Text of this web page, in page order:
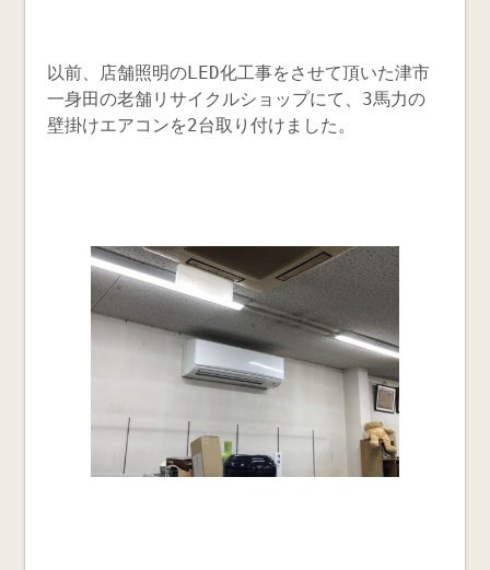
以前、店舗照明のLED化工事をさせて頂いた津市
一身田の老舗リサイクルショップにて、3馬力の
壁掛けエアコンを2台取り付けました。